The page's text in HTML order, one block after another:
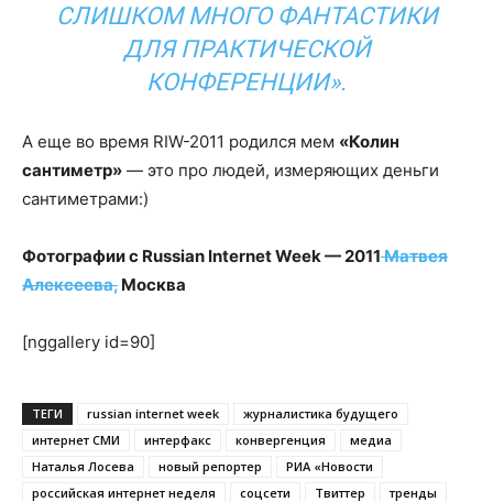
СЛИШКОМ МНОГО ФАНТАСТИКИ
ДЛЯ ПРАКТИЧЕСКОЙ
КОНФЕРЕНЦИИ».
А еще во время RIW-2011 родился мем «Колин
сантиметр» — это про людей, измеряющих деньги
сантиметрами:)
Фотографии с Russian Internet Week — 2011Матвея
Алексеева, Москва
[nggallery id=90]
ТЕГИ russian internet week
журналистика будущего
интернет СМИ
интерфакс конвергенция
медиа
Наталья Лосева
новый репортер
РИА «Новости
российская интернет неделя
соцсети Твиттер
тренды